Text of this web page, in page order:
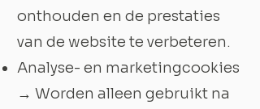
onthouden en de prestaties
van de website te verbeteren.
Analyse- en marketingcookies
→ Worden alleen gebruikt na